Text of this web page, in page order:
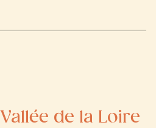
Vallée de la Loire